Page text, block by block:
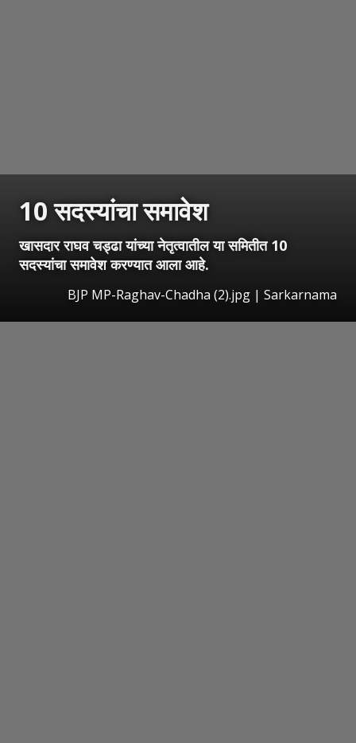
10 सदस्यांचा समावेश
खासदार राघव चड्ढा यांच्या नेतृत्वातील या समितीत 10
सदस्यांचा समावेश करण्यात आला आहे.
BJP MP-Raghav-Chadha (2).jpg | Sarkarnama